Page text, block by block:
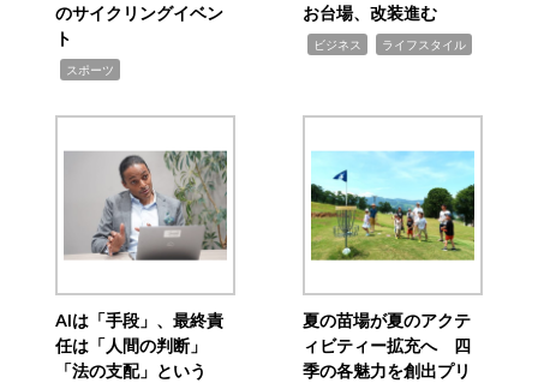
のサイクリングイベン
ト
スポーツ
お台場、改装進む
ビジネス ライフスタイル
AIは「手段」、最終責
任は「人間の判断」
「法の支配」という
夏の苗場が夏のアクテ
ィビティー拡充へ 四
季の各魅力を創出プリ